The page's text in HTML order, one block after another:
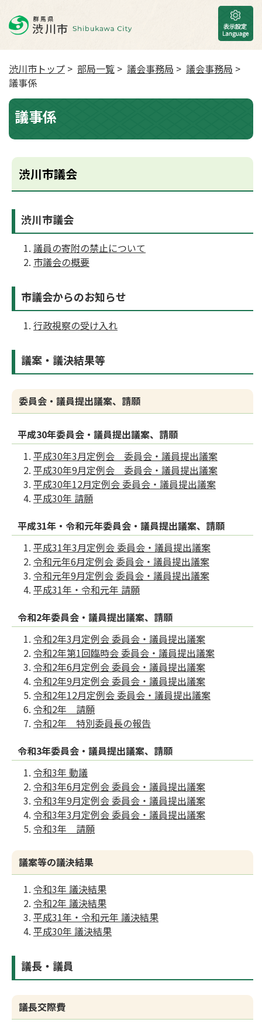
渋川市トップ > 部局一覧 > 議会事務局 > 議会事務局 >
議事係
議事係
渋川市議会
渋川市議会
議員の寄附の禁止について
市議会の概要
市議会からのお知らせ
行政視察の受け入れ
議案・議決結果等
委員会・議員提出議案、請願
平成30年委員会・議員提出議案、請願
平成30年3月定例会 委員会・議員提出議案
平成30年9月定例会 委員会・議員提出議案
平成30年12月定例会 委員会・議員提出議案
平成30年 請願
平成31年・令和元年委員会・議員提出議案、請願
平成31年3月定例会 委員会・議員提出議案
令和元年6月定例会 委員会・議員提出議案
令和元年9月定例会 委員会・議員提出議案
平成31年・令和元年 請願
令和2年委員会・議員提出議案、請願
令和2年3月定例会 委員会・議員提出議案
令和2年第1回臨時会 委員会・議員提出議案
令和2年6月定例会 委員会・議員提出議案
令和2年9月定例会 委員会・議員提出議案
令和2年12月定例会 委員会・議員提出議案
令和2年 請願
令和2年 特別委員長の報告
令和3年委員会・議員提出議案、請願
令和3年 動議
令和3年6月定例会 委員会・議員提出議案
令和3年9月定例会 委員会・議員提出議案
令和3年3月定例会 委員会・議員提出議案
令和3年 請願
議案等の議決結果
令和3年 議決結果
令和2年 議決結果
平成31年・令和元年 議決結果
平成30年 議決結果
議長・議員
議長交際費